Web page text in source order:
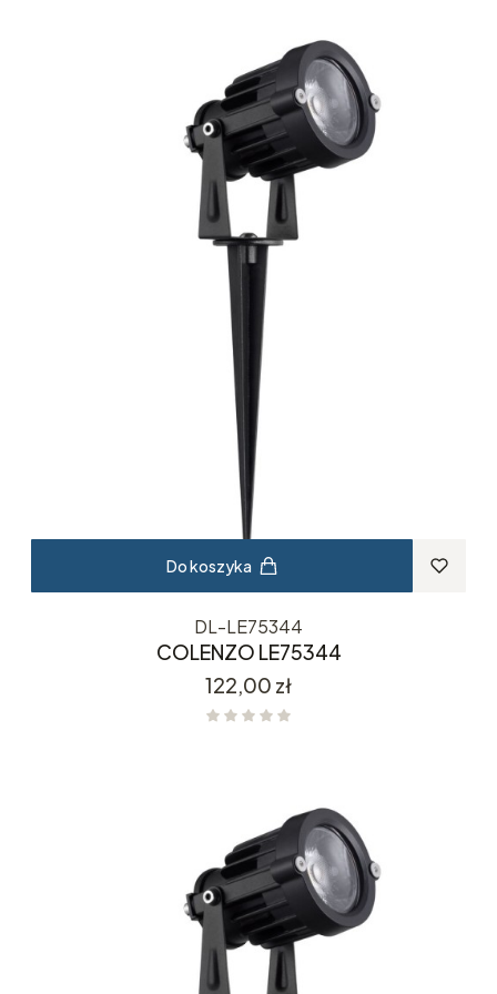
Do koszyka
DL-LE75344
COLENZO LE75344
Cena
122,00 zł